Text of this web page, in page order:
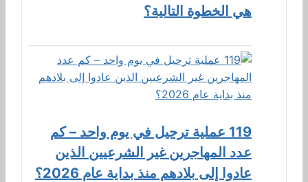
هي الخطوة التالية؟
119 عملية ترحيل في يوم واحد – كم
عدد المهاجرين غير الشرعيين الذين
عادوا إلى بلادهم منذ بداية عام 2026؟